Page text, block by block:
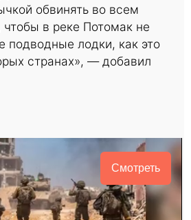
обвинять во всем
в реке Потомак не
подводные лодки, как это
странах», — добавил
Смотреть